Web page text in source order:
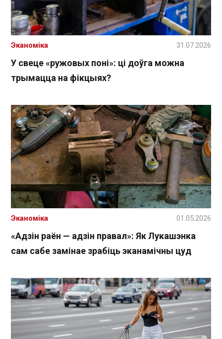
У свеце «ружовых поні»: ці доўга можна
трымацца на фікцыях?
Эканоміка 31.07.2026
«Адзін раён — адзін правал»: Як Лукашэнка
сам сабе замінае зрабіць эканамічны цуд
Эканоміка 01.05.2026